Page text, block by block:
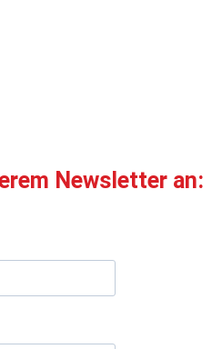
Newsletter an: